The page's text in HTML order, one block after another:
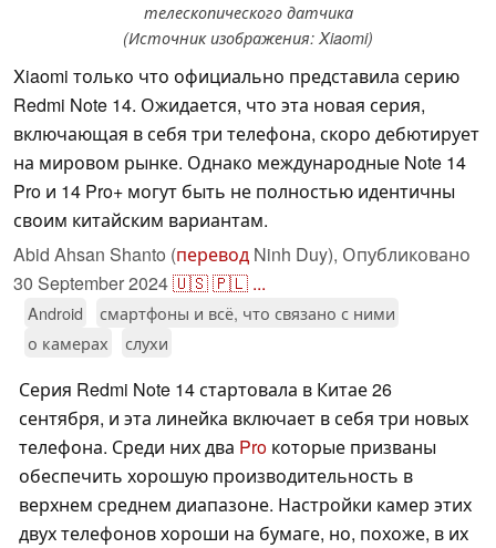
телескопического датчика
(Источник изображения: Xiaomi)
Xiaomi только что официально представила серию
Redmi Note 14. Ожидается, что эта новая серия,
включающая в себя три телефона, скоро дебютирует
на мировом рынке. Однако международные Note 14
Pro и 14 Pro+ могут быть не полностью идентичны
своим китайским вариантам.
Abid Ahsan Shanto (перевод Ninh Duy), Опубликовано
30 September 2024🇺🇸🇵🇱 ...
Android
смартфоны и всё, что связано с ними
о камерах
слухи
Серия Redmi Note 14 стартовала в Китае 26
сентября, и эта линейка включает в себя три новых
телефона. Среди них два Pro которые призваны
обеспечить хорошую производительность в
верхнем среднем диапазоне. Настройки камер этих
двух телефонов хороши на бумаге, но, похоже, в их